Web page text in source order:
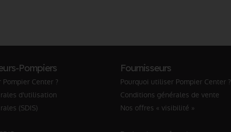
Pompiers
Center ?
d'utilisation
(SDIS)
Fournisseurs
Pourquoi utiliser Pompier Center ?
Conditions générales de vente
Nos offres « visibilité »